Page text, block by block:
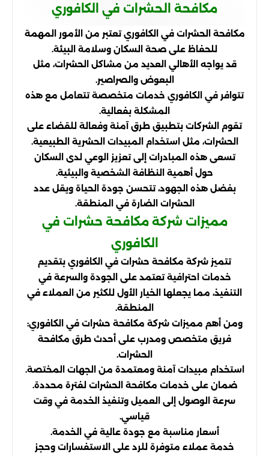
مكافحة الحشرات في الكافوري
مكافحة الحشرات في الكافوري تعتبر من الأمور المهمة
للحفاظ على صحة السكان وسلامة البيئة.
قد يواجه الأهالي العديد من مشاكل الحشرات، مثل
البعوض والصراصير.
تتوافر في الكافوري خدمات متخصصة تتعامل مع هذه
المشكلة بفعالية.
تقوم الشركات بتطبيق طرق آمنة وفعالة للقضاء على
الحشرات، مثل استخدام المبيدات الحشرية الطبيعية.
تسعى هذه المبادرات إلى تعزيز الوعي لدى السكان
حول أهمية النظافة الشخصية والبيئية.
بفضل هذه الجهود، تتحسن جودة الحياة ويقل عدد
الحشرات الضارة في المنطقة.
مميزات شركة مكافحة حشرات في
الكافوري
تتميز شركة مكافحة حشرات في الكافوري بتقديم
خدمات احترافية تعتمد على الجودة والسرعة في
التنفيذ، مما يجعلها الخيار الأول للكثير من العملاء في
المنطقة.
ومن أهم مميزات شركة مكافحة حشرات في الكافوري:
فريق متخصص ومدرب على أحدث طرق مكافحة
الحشرات.
استخدام مبيدات آمنة ومعتمدة من الجهات المختصة.
ضمان على خدمات مكافحة الحشرات لفترة محددة.
سرعة الوصول إلى العميل وتنفيذ الخدمة في وقت
قياسي.
أسعار مناسبة مع جودة عالية في الخدمة.
خدمة عملاء متوفرة للرد على الاستفسارات وحجز